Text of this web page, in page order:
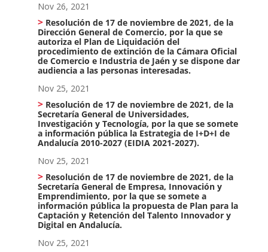
Nov 26, 2021
Resolución de 17 de noviembre de 2021, de la
Dirección General de Comercio, por la que se
autoriza el Plan de Liquidación del
procedimiento de extinción de la Cámara Oficial
de Comercio e Industria de Jaén y se dispone dar
audiencia a las personas interesadas.
Nov 25, 2021
Resolución de 17 de noviembre de 2021, de la
Secretaría General de Universidades,
Investigación y Tecnología, por la que se somete
a información pública la Estrategia de I+D+I de
Andalucía 2010-2027 (EIDIA 2021-2027).
Nov 25, 2021
Resolución de 17 de noviembre de 2021, de la
Secretaría General de Empresa, Innovación y
Emprendimiento, por la que se somete a
información pública la propuesta de Plan para la
Captación y Retención del Talento Innovador y
Digital en Andalucía.
Nov 25, 2021